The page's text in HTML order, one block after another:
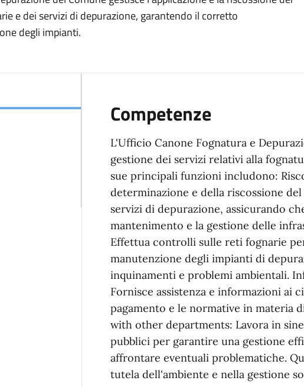
e dei servizi di depurazione, garantendo il corretto
degli impianti.
Competenze
L'Ufficio Canone Fognatura e
gestione dei servizi relativi alla
sue principali funzioni includono:
determinazione e della riscossione
servizi di depurazione, assicurando
mantenimento e la gestione delle
Effettua controlli sulle reti fognarie
manutenzione degli impianti di
inquinamenti e problemi ambientali.
Fornisce assistenza e informazioni ai
pagamento e le normative in materia
with other departments: Lavora in
pubblici per garantire una gestione
affrontare eventuali problematiche.
tutela dell'ambiente e nella gestione